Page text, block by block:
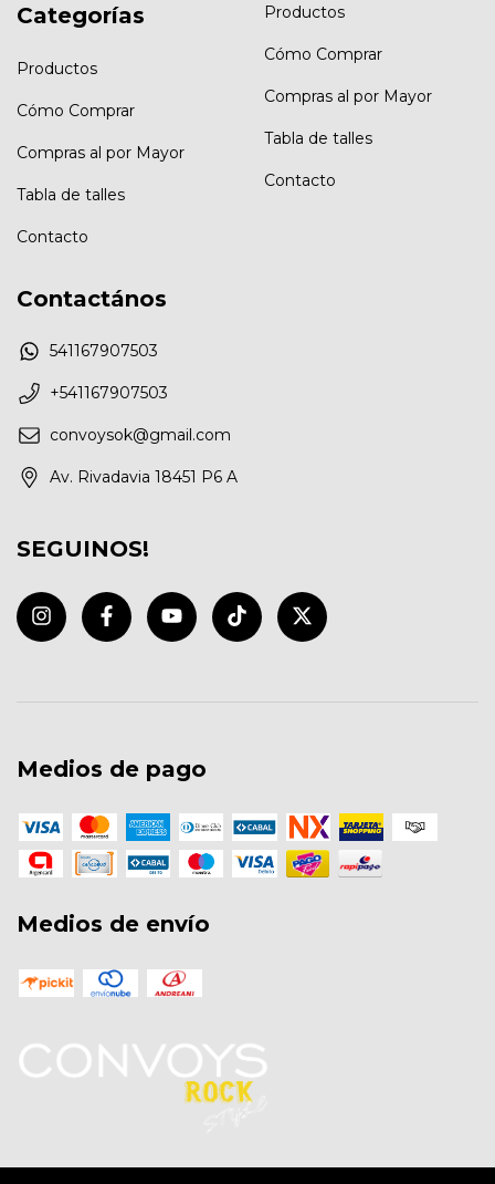
Categorías
Productos
Cómo Comprar
Compras al por Mayor
Tabla de talles
Contacto
Productos
Cómo Comprar
Compras al por Mayor
Tabla de talles
Contacto
Contactános
541167907503
+541167907503
convoysok@gmail.com
Av. Rivadavia 18451 P6 A
SEGUINOS!
Medios de pago
Medios de envío